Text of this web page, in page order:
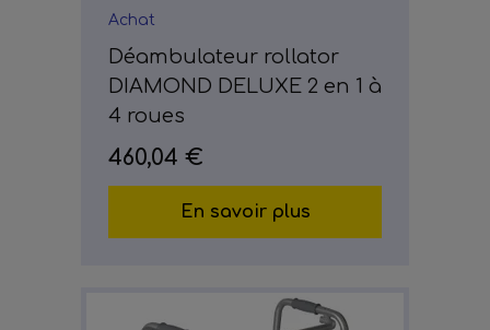
Achat
Déambulateur rollator
DIAMOND DELUXE 2 en 1 à
4 roues
460,04 €
En savoir plus